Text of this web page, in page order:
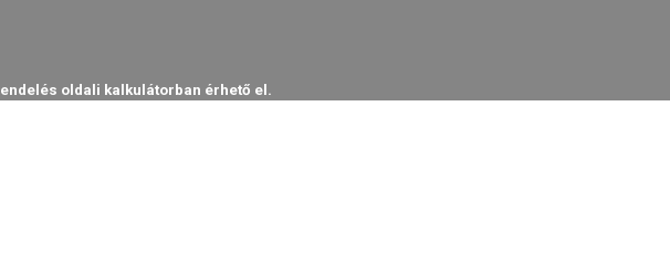
oldali kalkulátorban érhető el.